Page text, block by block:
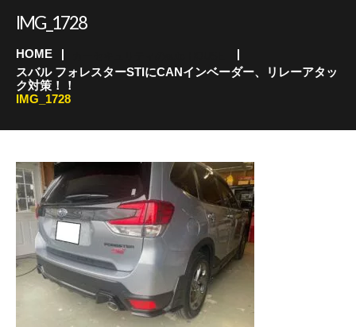
IMG_1728
HOME
スバル フォレスターSTIにCANインベーダー、リレーアタッ
ク対策！！
IMG_1728